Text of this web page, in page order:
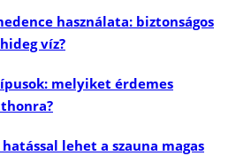
használata: biztonságos
víz?
melyiket érdemes
hatással lehet a szauna magas